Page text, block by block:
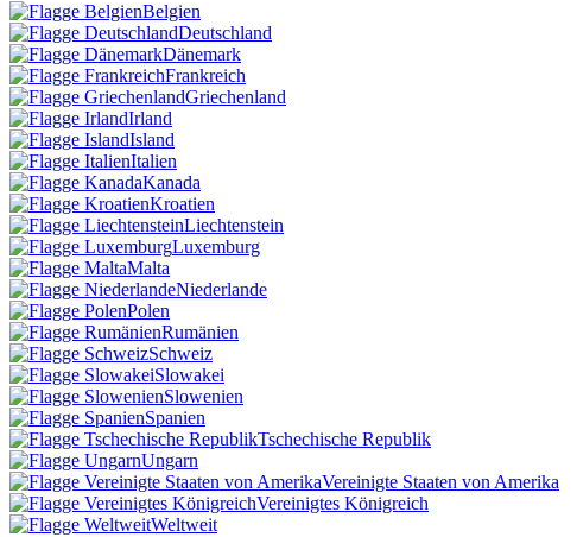
Belgien
Deutschland
Dänemark
Frankreich
Griechenland
Irland
Island
Italien
Kanada
Kroatien
Liechtenstein
Luxemburg
Malta
Niederlande
Polen
Rumänien
Schweiz
Slowakei
Slowenien
Spanien
Tschechische Republik
Ungarn
Vereinigte Staaten von Amerika
Vereinigtes Königreich
Weltweit